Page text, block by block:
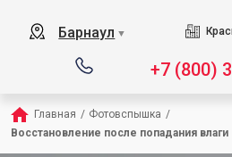
Барнаул ▼
+7 (800)
Главная / Фотовспышка /
Восстановление после попадания влаги